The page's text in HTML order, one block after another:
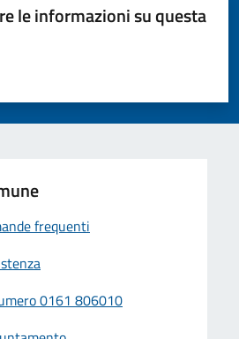
le informazioni su questa
stelle su 5
su 5
5
frequenti
0161 806010